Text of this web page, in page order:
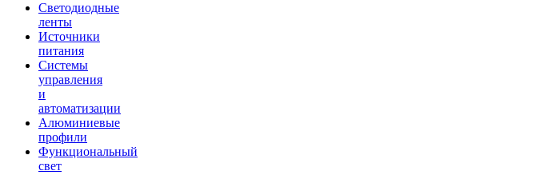
Светодиодные
ленты
Источники
питания
Системы
управления
и
автоматизации
Алюминиевые
профили
Функциональный
свет